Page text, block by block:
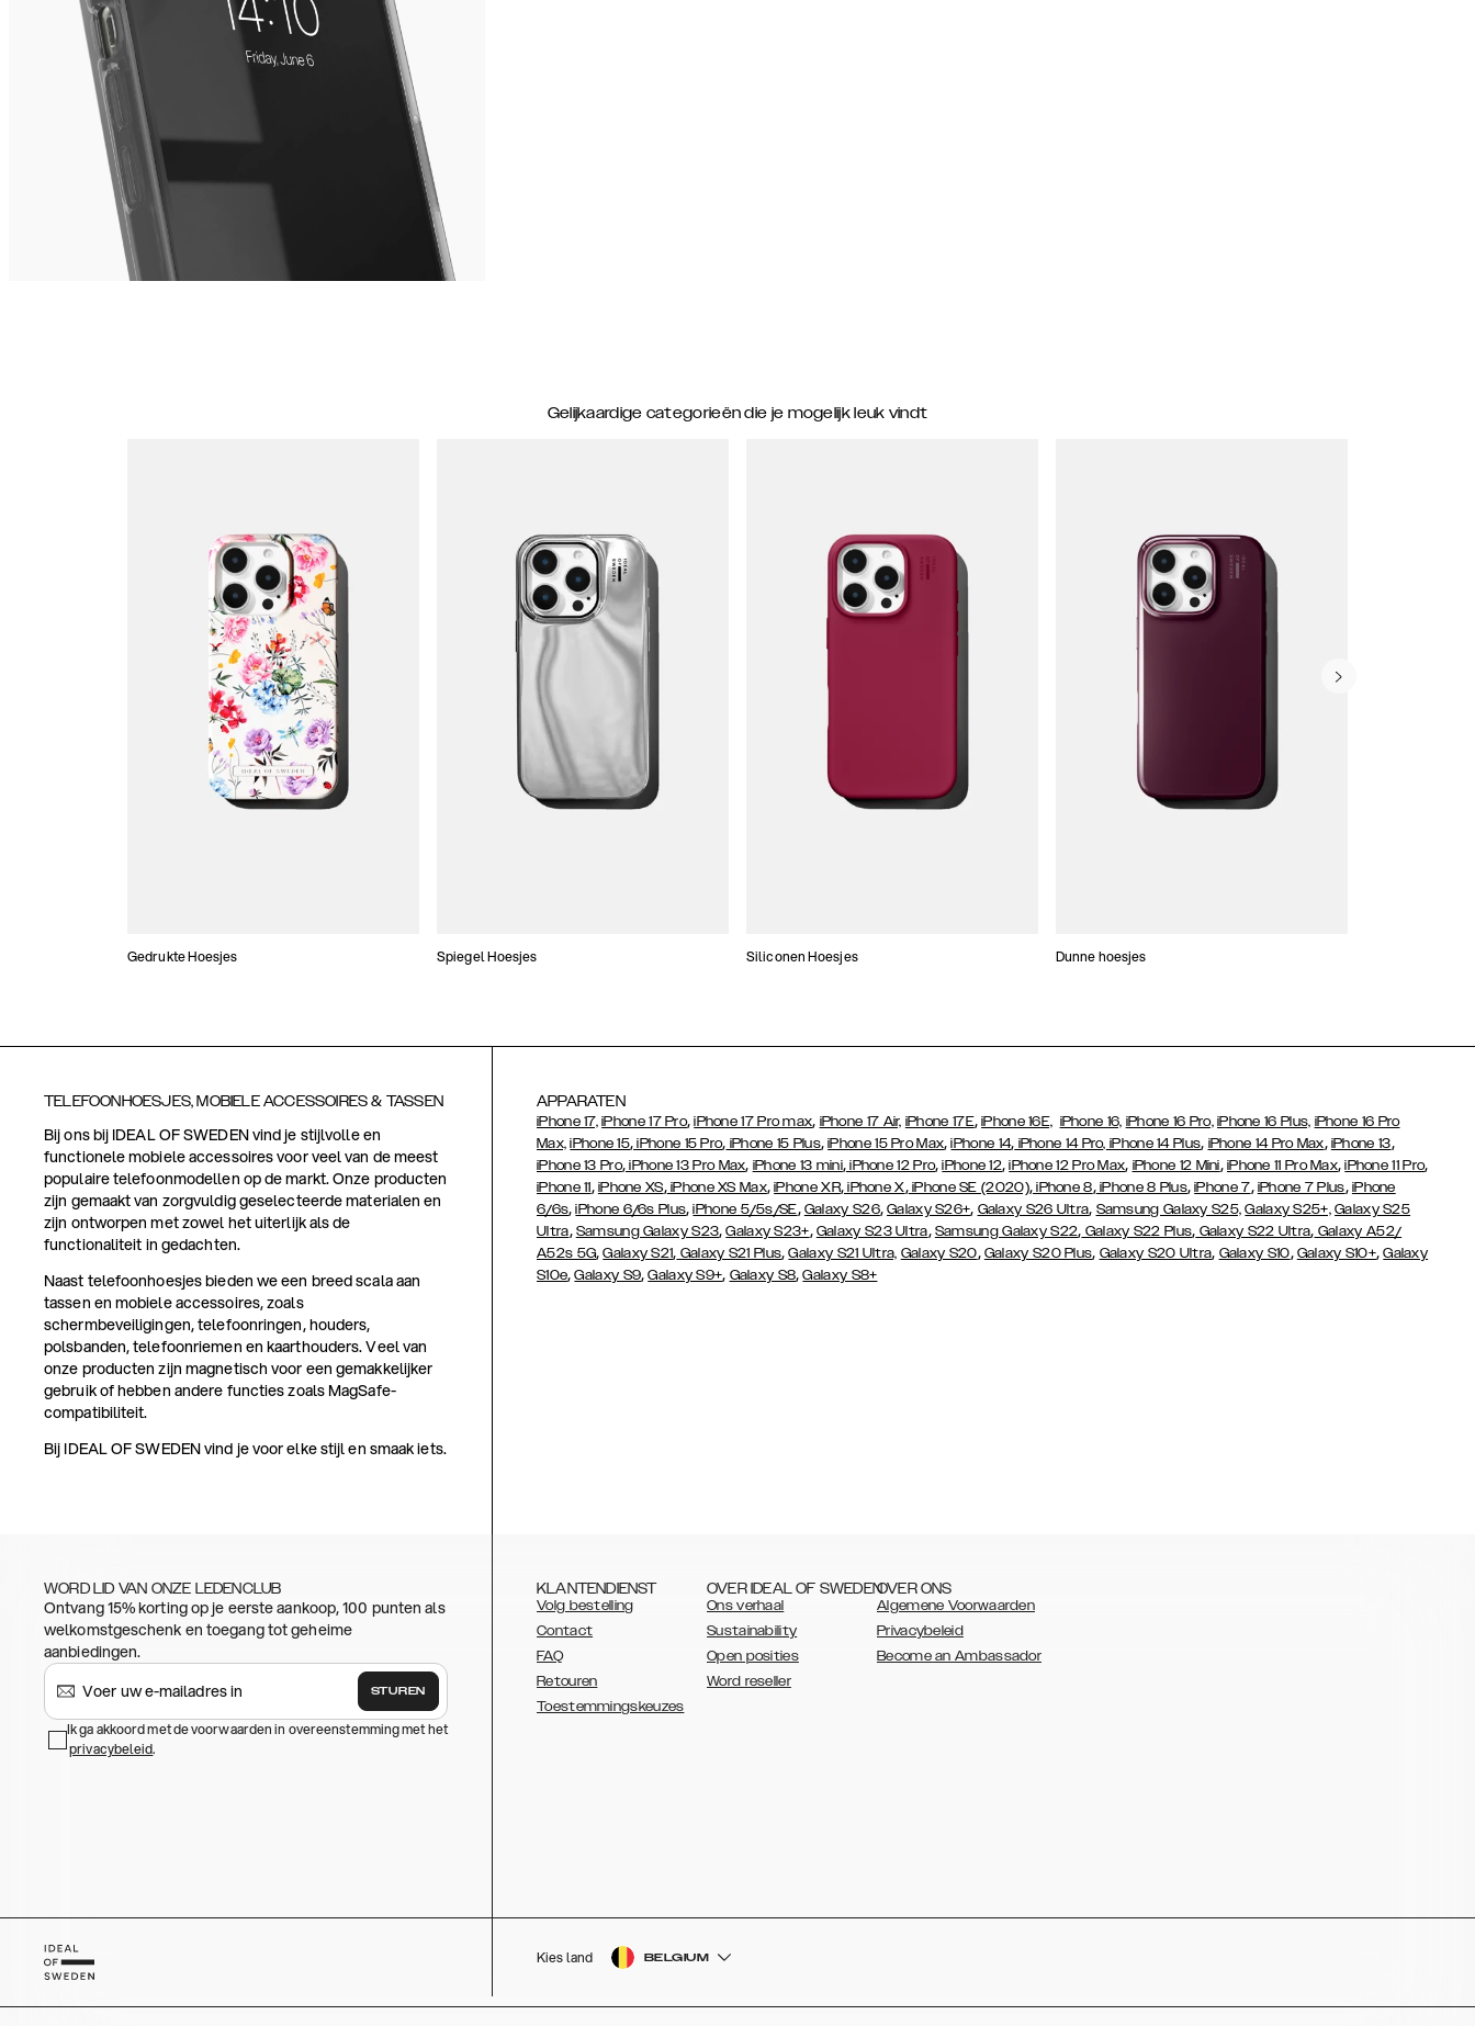
Gelijkaardige categorieën die je mogelijk leuk vindt
Gedrukte Hoesjes Spiegel Hoesjes Siliconen Hoesjes Dunne hoesjes
TELEFOONHOESJES, MOBIELE ACCESSOIRES & TASSEN
Bij ons bij IDEAL OF SWEDEN vind je stijlvolle en
functionele mobiele accessoires voor veel van de meest
populaire telefoonmodellen op de markt. Onze producten
zijn gemaakt van zorgvuldig geselecteerde materialen en
zijn ontworpen met zowel het uiterlijk als de
functionaliteit in gedachten.
Naast telefoonhoesjes bieden we een breed scala aan
tassen en mobiele accessoires, zoals
schermbeveiligingen, telefoonringen, houders,
polsbanden, telefoonriemen en kaarthouders. Veel van
onze producten zijn magnetisch voor een gemakkelijker
gebruik of hebben andere functies zoals MagSafe-
compatibiliteit.
Bij IDEAL OF SWEDEN vind je voor elke stijl en smaak iets.
APPARATEN
iPhone 17, iPhone 17 Pro,iPhone 17 Pro max, iPhone 17 Air, iPhone 17E,iPhone 16E, iPhone 16, iPhone 16 Pro, iPhone 16 Plus, iPhone 16 Pro
Max, iPhone 15, iPhone 15 Pro, iPhone 15 Plus,iPhone 15 Pro Max,iPhone 14, iPhone 14 Pro, iPhone 14 Plus, iPhone 14 Pro Max, iPhone 13,
iPhone 13 Pro, iPhone 13 Pro Max, iPhone 13 mini,iPhone 12 Pro,iPhone 12,iPhone 12 Pro Max, iPhone 12 Mini, iPhone 11 Pro Max,iPhone 11 Pro,
iPhone 11, iPhone XS,iPhone XS Max,iPhone XR,iPhone X,iPhone SE (2020),iPhone 8,iPhone 8 Plus,iPhone 7, iPhone 7 Plus, iPhone
6/6s,iPhone 6/6s Plus,iPhone 5/5s/SE, Galaxy S26,Galaxy S26+, Galaxy S26 Ultra, Samsung Galaxy S25, Galaxy S25+, Galaxy S25
Ultra, Samsung Galaxy S23,Galaxy S23+, Galaxy S23 Ultra, Samsung Galaxy S22, Galaxy S22 Plus, Galaxy S22 Ultra, Galaxy A52/
A52s 5G,Galaxy S21, Galaxy S21 Plus,Galaxy S21 Ultra, Galaxy S20, Galaxy S20 Plus, Galaxy S20 Ultra, Galaxy S10, Galaxy S10+,Galaxy
S10e,Galaxy S9,Galaxy S9+, Galaxy S8,Galaxy S8+
WORD LID VAN ONZE LEDENCLUB
Ontvang 15% korting op je eerste aankoop, 100 punten als
welkomstgeschenk en toegang tot geheime
aanbiedingen.
STUREN
Ik ga akkoord met de voorwaarden in overeenstemming met het
privacybeleid.
KLANTENDIENST
Volg bestelling
Contact
FAQ
Retouren
Toestemmingskeuzes
OVER IDEAL OF SWEDEN
Ons verhaal
Sustainability
Open posities
Word reseller
OVER ONS
Algemene Voorwaarden
Privacybeleid
Become an Ambassador
Kies land BELGIUM
AUSTRALIA
ESPAÑOL